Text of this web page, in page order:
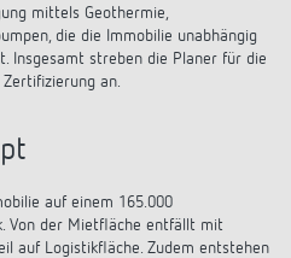
mittels Geothermie,
die die Immobilie unabhängig
Insgesamt streben die Planer für die
Zertifizierung an.
auf einem 165.000
Von der Mietfläche entfällt mit
auf Logistikfläche. Zudem entstehen